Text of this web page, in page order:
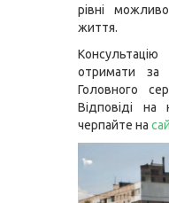
рівні
життя.
отримати за
Головного
Відповіді на
черпайте на